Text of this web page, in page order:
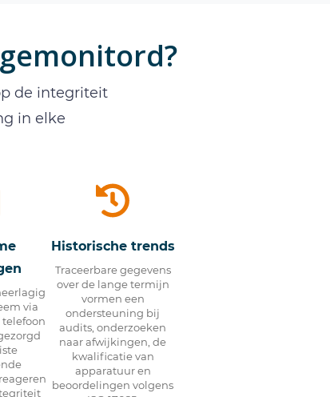
de integriteit
in elke
via
telefoon
Historische trends
Traceerbare gegevens
over de lange termijn
vormen een
ondersteuning bij
audits, onderzoeken
naar afwijkingen, de
kwalificatie van
apparatuur en
beoordelingen volgens